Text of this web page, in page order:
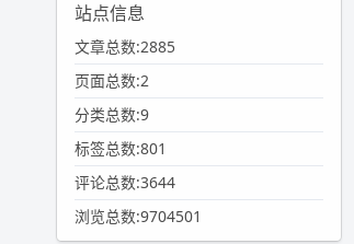
站点信息
文章总数:2885
页面总数:2
分类总数:9
标签总数:801
评论总数:3644
浏览总数:9704501